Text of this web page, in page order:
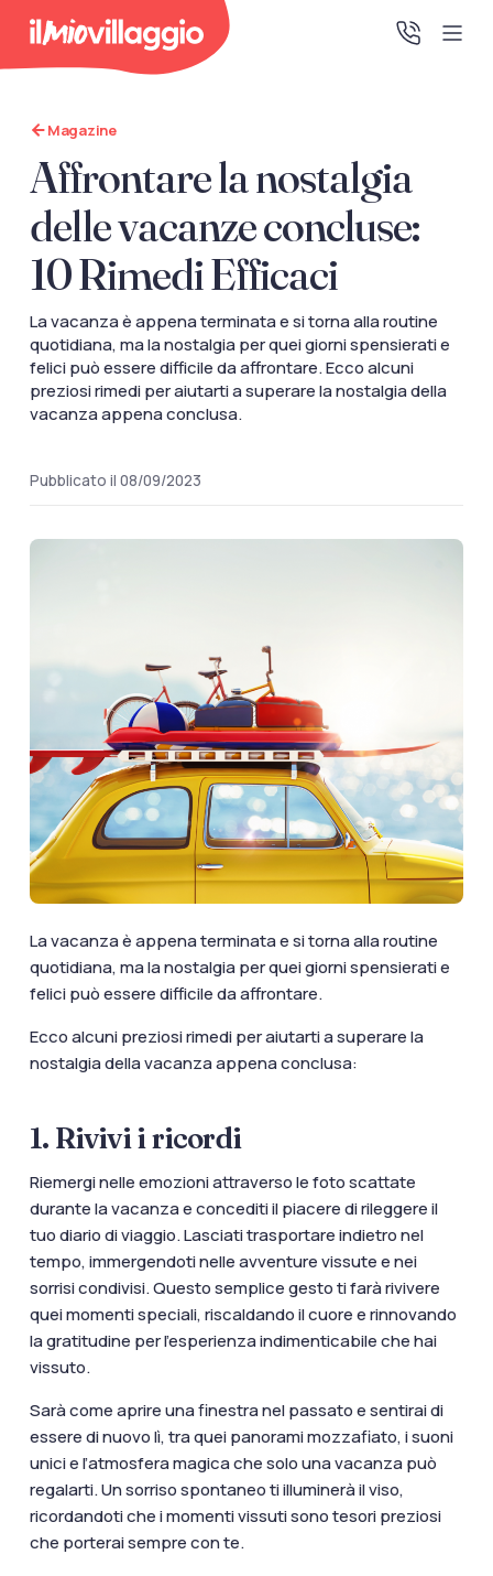
Home
Promo Speciali
Destinazioni
IMV Club
La tua area riservata
e le tue pratiche, gestire i pagamenti e scaricare i tuoi
Magazine
Affrontare la nostalgia
delle vacanze concluse:
10 Rimedi Efficaci
La vacanza è appena terminata e si torna alla routine
quotidiana, ma la nostalgia per quei giorni spensierati e
felici può essere difficile da affrontare. Ecco alcuni
preziosi rimedi per aiutarti a superare la nostalgia della
vacanza appena conclusa.
Pubblicato il 08/09/2023
La vacanza è appena terminata e si torna alla routine
quotidiana, ma la nostalgia per quei giorni spensierati e
felici può essere difficile da affrontare.
Ecco alcuni preziosi rimedi per aiutarti a superare la
nostalgia della vacanza appena conclusa:
1. Rivivi i ricordi
Riemergi nelle emozioni attraverso le foto scattate
durante la vacanza e concediti il piacere di rileggere il
tuo diario di viaggio. Lasciati trasportare indietro nel
tempo, immergendoti nelle avventure vissute e nei
sorrisi condivisi. Questo semplice gesto ti farà rivivere
quei momenti speciali, riscaldando il cuore e rinnovando
la gratitudine per l’esperienza indimenticabile che hai
vissuto.
Sarà come aprire una finestra nel passato e sentirai di
essere di nuovo lì, tra quei panorami mozzafiato, i suoni
unici e l’atmosfera magica che solo una vacanza può
regalarti. Un sorriso spontaneo ti illuminerà il viso,
ricordandoti che i momenti vissuti sono tesori preziosi
che porterai sempre con te.